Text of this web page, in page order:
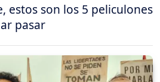
estos son los 5 peliculones
pasar